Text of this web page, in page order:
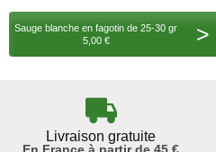
Sauge blanche en fagotin de 25-30 gr
5,00 €
>
Livraison gratuite